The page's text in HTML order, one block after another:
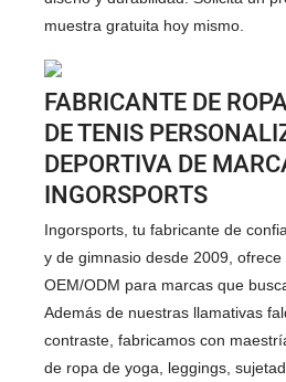
muestra gratuita hoy mismo.
FABRICANTE DE
DE TENIS
DEPORTIVA DE
INGORSPORTS
Ingorsports, tu fabricante de
y de gimnasio desde 2009,
OEM/ODM para marcas que
Además de nuestras llamativas
contraste, fabricamos con
de ropa de yoga, leggings,